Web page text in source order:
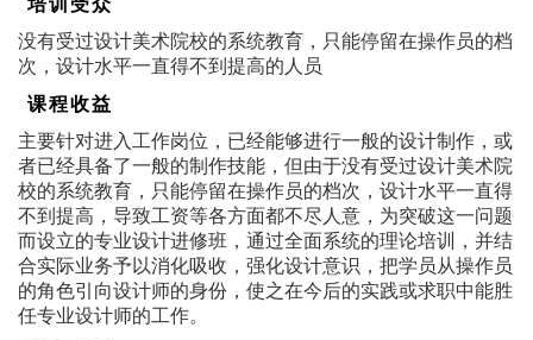
没有受过设计美术院校的系统教育，只能停留在操作员的档
次，设计水平一直得不到提高的人员
课程收益
主要针对进入工作岗位，已经能够进行一般的设计制作，或
者已经具备了一般的制作技能，但由于没有受过设计美术院
校的系统教育，只能停留在操作员的档次，设计水平一直得
不到提高，导致工资等各方面都不尽人意，为突破这一问题
而设立的专业设计进修班，通过全面系统的理论培训，并结
合实际业务予以消化吸收，强化设计意识，把学员从操作员
的角色引向设计师的身份，使之在今后的实践或求职中能胜
任专业设计师的工作。